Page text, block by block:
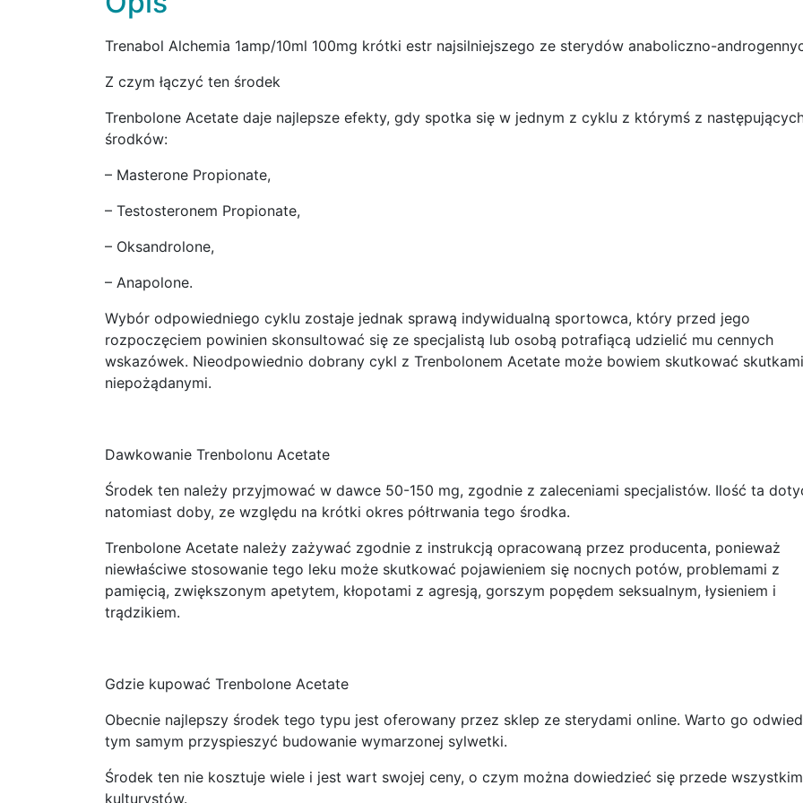
Trenabol Alchemia 1amp/10ml 100mg krótki estr najsilniejszego ze sterydów anaboliczno-
Z czym łączyć ten środek
Trenbolone Acetate daje najlepsze efekty, gdy spotka się w jednym z cyklu z którymś z
środków:
– Masterone Propionate,
– Testosteronem Propionate,
– Oksandrolone,
– Anapolone.
Wybór odpowiedniego cyklu zostaje jednak sprawą indywidualną sportowca, który przed jego
rozpoczęciem powinien skonsultować się ze specjalistą lub osobą potrafiącą udzielić mu cennych
wskazówek. Nieodpowiednio dobrany cykl z Trenbolonem Acetate może bowiem skutkować skutkami
niepożądanymi.
Dawkowanie Trenbolonu Acetate
Środek ten należy przyjmować w dawce 50-150 mg, zgodnie z zaleceniami specjalistów. Ilość ta
natomiast doby, ze względu na krótki okres półtrwania tego środka.
Trenbolone Acetate należy zażywać zgodnie z instrukcją opracowaną przez producenta, ponieważ
niewłaściwe stosowanie tego leku może skutkować pojawieniem się nocnych potów, problemami z
pamięcią, zwiększonym apetytem, kłopotami z agresją, gorszym popędem seksualnym, łysieniem i
trądzikiem.
Gdzie kupować Trenbolone Acetate
Obecnie najlepszy środek tego typu jest oferowany przez sklep ze sterydami online. Warto go
tym samym przyspieszyć budowanie wymarzonej sylwetki.
Środek ten nie kosztuje wiele i jest wart swojej ceny, o czym można dowiedzieć się przede
kulturystów.